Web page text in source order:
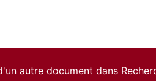
autre document dans